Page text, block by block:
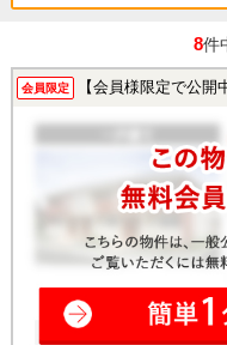
8件
会員限定 【会員様限定で公開